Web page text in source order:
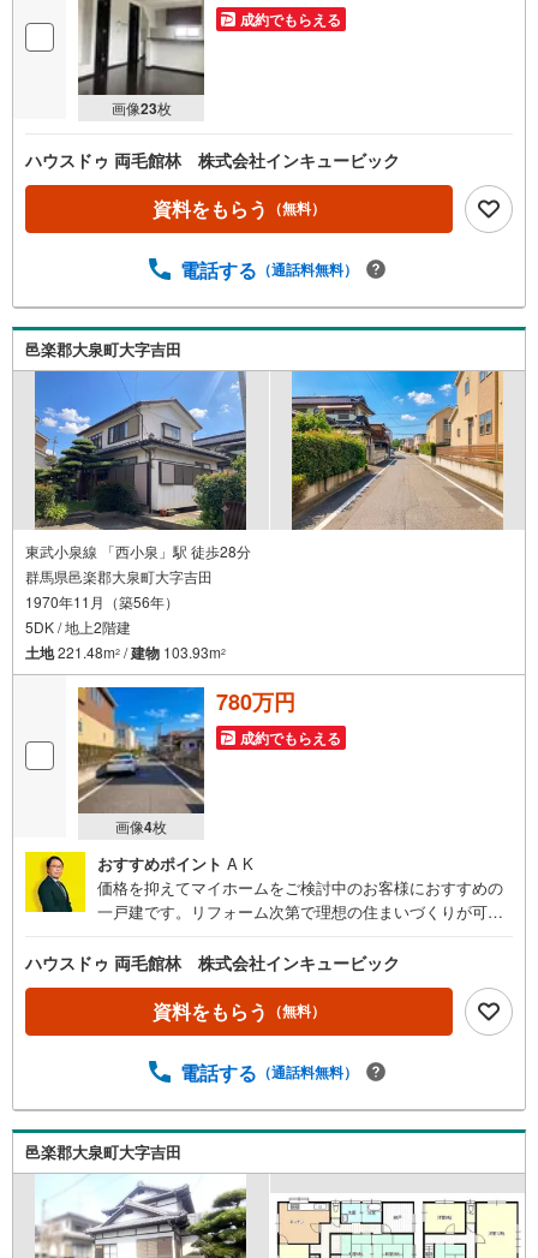
画像23枚
成約でもらえる
ハウスドゥ 両毛館林 株式会社インキュービック
資料をもらう （無料）
電話する （通話料無料）
邑楽郡大泉町大字吉田
東武小泉線 「西小泉」駅 徒歩28分
群馬県邑楽郡大泉町大字吉田
1970年11月（築56年）
5DK / 地上2階建
土地221.48m2 /建物 103.93m2
画像4枚
780万円
成約でもらえる
おすすめポイント A K
価格を抑えてマイホームをご検討中のお客様におすすめの
一戸建です。リフォーム次第で理想の住まいづくりが可能
ので、お気軽にお問い合わせください。
ハウスドゥ 両毛館林 株式会社インキュービック
資料をもらう （無料）
電話する （通話料無料）
邑楽郡大泉町大字吉田